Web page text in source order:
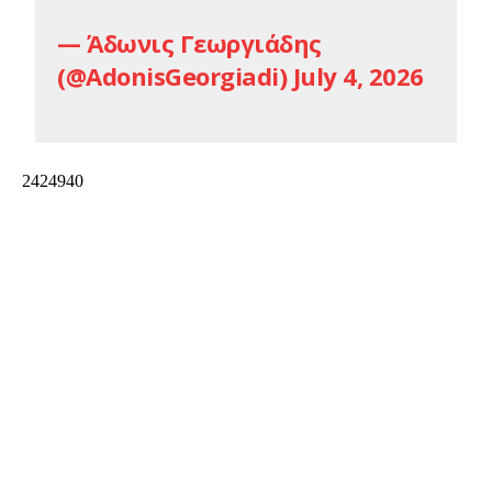
— Άδωνις Γεωργιάδης
(@AdonisGeorgiadi) July 4, 2026